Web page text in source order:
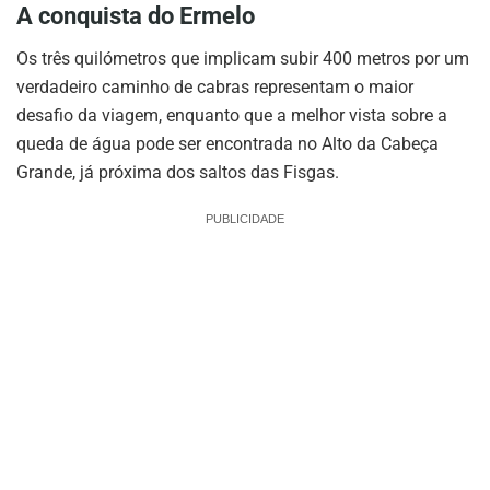
A conquista do Ermelo
Os três quilómetros que implicam subir 400 metros por um
verdadeiro caminho de cabras representam o maior
desafio da viagem, enquanto que a melhor vista sobre a
queda de água pode ser encontrada no Alto da Cabeça
Grande, já próxima dos saltos das Fisgas.
PUBLICIDADE